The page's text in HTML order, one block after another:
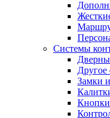
Системы
Замки